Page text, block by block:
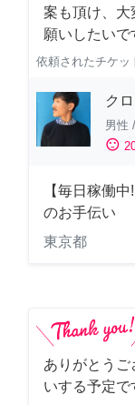
案も頂け、大
願いしたいで
依頼されたチケッ
ク
男性 /
sentiment_satisfied
【毎日稼働
のお手伝い
東京都
ありがとう
いする予定で